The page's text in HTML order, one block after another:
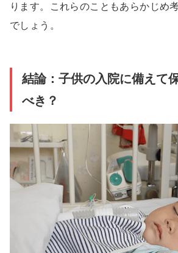
ります。これらのこともあらかじめ
でしょう。
結論：子供の入院に備えて
べき？